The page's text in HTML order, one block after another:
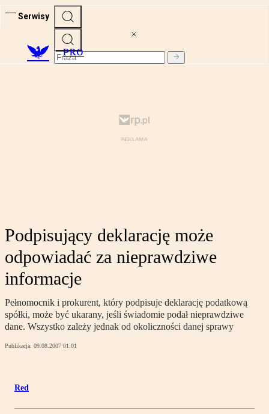
Serwisy
PRO
Podpisujący deklarację może
odpowiadać za nieprawdziwe
informacje
Pełnomocnik i prokurent, który podpisuje deklarację podatkową
spółki, może być ukarany, jeśli świadomie podał nieprawdziwe
dane. Wszystko zależy jednak od okoliczności danej sprawy
Publikacja: 09.08.2007 01:01
Red